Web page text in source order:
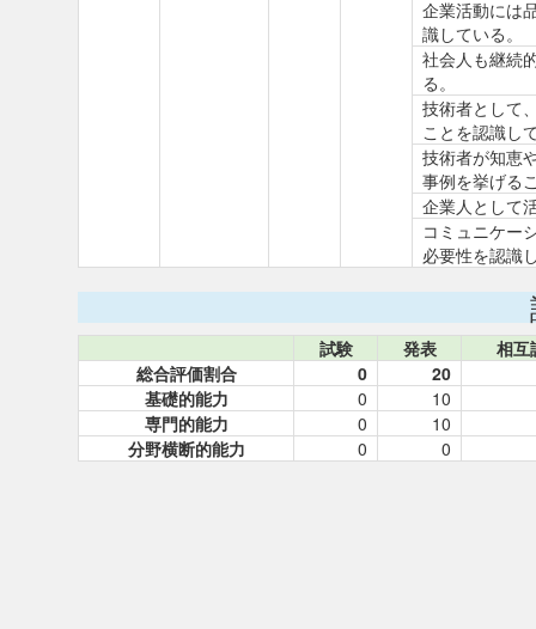
企業活動には
識している。
社会人も継続
る。
技術者として
ことを認識し
技術者が知恵
事例を挙げる
企業人として
コミュニケー
必要性を認識
試験 発表
相互
総合評価割合
0
20
基礎的能力
0
10
専門的能力
0
10
分野横断的能力
0 0